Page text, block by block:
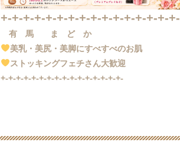
+-+-+-+-+-+-+-+-+-+-+-+-+-+-+-+-
有 馬 ま ど か
美乳・美尻・美脚にすべすべのお肌
ストッキングフェチさん大歓迎
+-+-+-+-+-+-+-+-+-+-+-+-+-+-+-+-